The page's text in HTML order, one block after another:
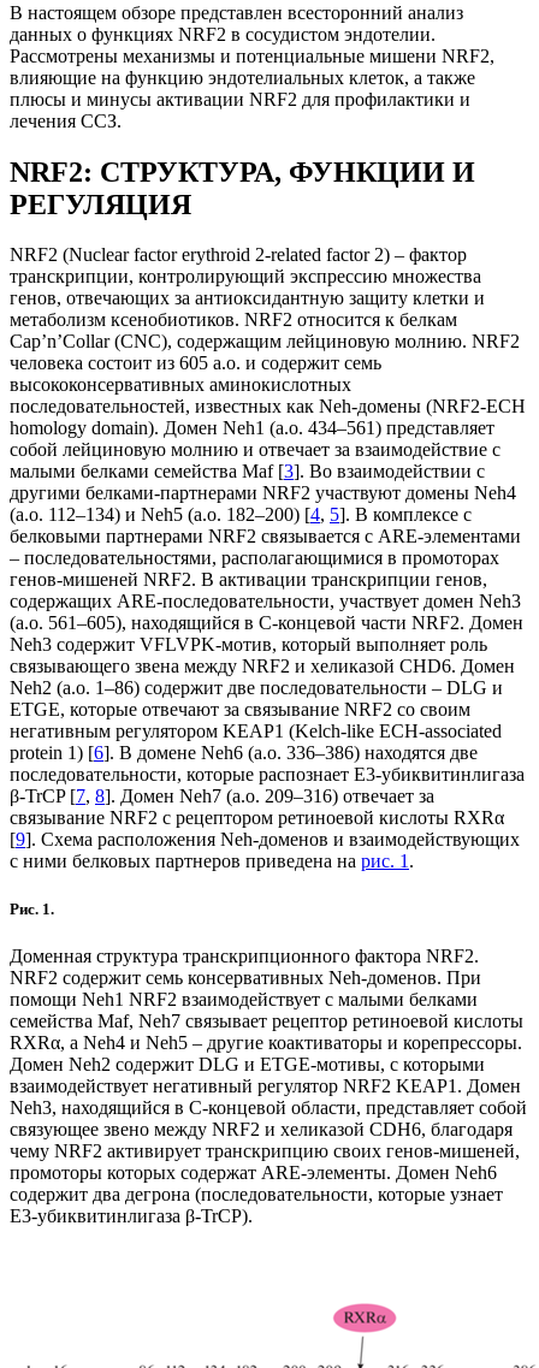
В настоящем обзоре представлен всесторонний анализ
данных о функциях NRF2 в сосудистом эндотелии.
Рассмотрены механизмы и потенциальные мишени NRF2,
влияющие на функцию эндотелиальных клеток, а также
плюсы и минусы активации NRF2 для профилактики и
лечения ССЗ.
NRF2: СТРУКТУРА, ФУНКЦИИ И
РЕГУЛЯЦИЯ
NRF2 (Nuclear factor erythroid 2-related factor 2) – фактор
транскрипции, контролирующий экспрессию множества
генов, отвечающих за антиоксидантную защиту клетки и
метаболизм ксенобиотиков. NRF2 относится к белкам
Cap’n’Collar (CNC), содержащим лейциновую молнию. NRF2
человека состоит из 605 а.о. и содержит семь
высококонсервативных аминокислотных
последовательностей, известных как Neh-домены (NRF2-ECH
homology domain). Домен Neh1 (а.о. 434–561) представляет
собой лейциновую молнию и отвечает за взаимодействие с
малыми белками семейства Maf [3]. Во взаимодействии с
другими белками-партнерами NRF2 участвуют домены Neh4
(а.о. 112–134) и Neh5 (а.о. 182–200) [4, 5]. В комплексе с
белковыми партнерами NRF2 связывается с ARE-элементами
– последовательностями, располагающимися в промоторах
генов-мишеней NRF2. В активации транскрипции генов,
содержащих ARE-последовательности, участвует домен Neh3
(а.о. 561–605), находящийся в C-концевой части NRF2. Домен
Neh3 содержит VFLVPK-мотив, который выполняет роль
связывающего звена между NRF2 и хеликазой CHD6. Домен
Neh2 (а.о. 1–86) содержит две последовательности – DLG и
ETGE, которые отвечают за связывание NRF2 со своим
негативным регулятором KEAP1 (Kelch-like ECH-associated
protein 1) [6]. В домене Neh6 (а.о. 336–386) находятся две
последовательности, которые распознает E3-убиквитинлигаза
β-TrCP [7, 8]. Домен Neh7 (а.о. 209–316) отвечает за
связывание NRF2 с рецептором ретиноевой кислоты RXRα
[9]. Схема расположения Neh-доменов и взаимодействующих
с ними белковых партнеров приведена на рис. 1.
Рис. 1.
Доменная структура транскрипционного фактора NRF2.
NRF2 содержит семь консервативных Neh-доменов. При
помощи Neh1 NRF2 взаимодействует с малыми белками
семейства Maf, Neh7 связывает рецептор ретиноевой кислоты
RXRα, а Neh4 и Neh5 – другие коактиваторы и корепрессоры.
Домен Neh2 содержит DLG и ETGE-мотивы, с которыми
взаимодействует негативный регулятор NRF2 KEAP1. Домен
Neh3, находящийся в C-концевой области, представляет собой
связующее звено между NRF2 и хеликазой CDH6, благодаря
чему NRF2 активирует транскрипцию своих генов-мишеней,
промоторы которых содержат ARE-элементы. Домен Neh6
содержит два дегрона (последовательности, которые узнает
Е3-убиквитинлигаза β-TrCP).